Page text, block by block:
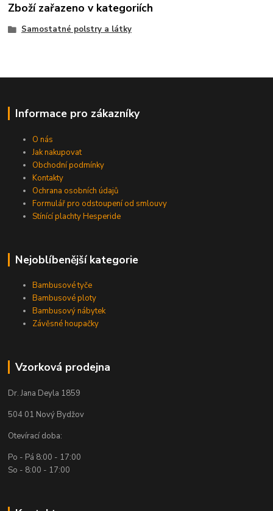
Zboží zařazeno v kategoriích
Samostatné polstry a látky
Informace pro zákazníky
O nás
Jak nakupovat
Obchodní podmínky
Kontakty
Ochrana osobních údajů
Formulář pro odstoupení od smlouvy
Stínící plachty Hesperide
Nejoblíbenější kategorie
Bambusové tyče
Bambusové ploty
Bambusový nábytek
Závěsné houpačky
Vzorková prodejna
Dr. Jana Deyla 1859
504 01 Nový Bydžov
Otevírací doba:
Po - Pá 8:00 - 17:00
So - 8:00 - 17:00